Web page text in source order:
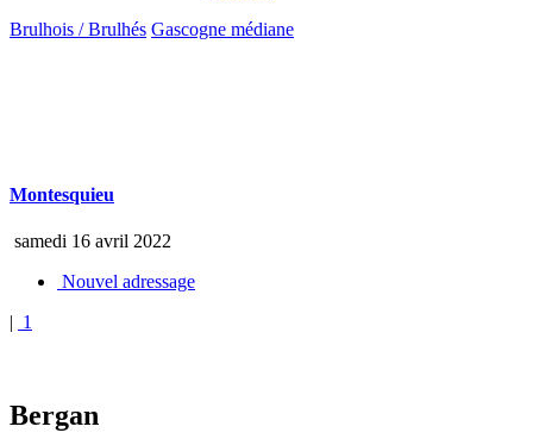
Brulhois / Brulhés Gascogne médiane
Montesquieu
samedi 16 avril 2022
Nouvel adressage
| 1
Bergan